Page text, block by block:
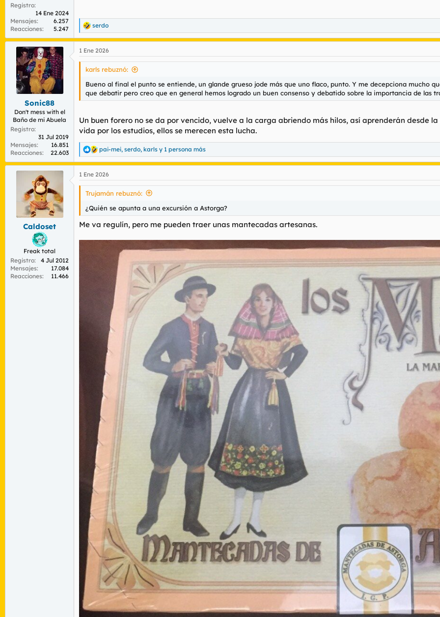
Registro
14 Ene 2024
Mensajes
6.257
Reacciones
5.247
R
e
a
c
c
e
s
serdo
Sonic88
Don't mess with el
Baño de mi Abuela
Registro
31 Jul 2019
Mensajes
16.851
Reacciones
22.603
1 Ene 2026
karls rebuznó:
Bueno al final el punto se entiende, un glande grueso jode más que uno flaco, punto. Y me decepciona mucho
que debatir pero creo que en general hemos logrado un buen consenso y debatido sobre la importancia de las
Un buen forero no se da por vencido, vuelve a la carga abriendo más hilos, así aprenderán desde
vida por los estudios, ellos se merecen esta lucha.
R
e
a
c
c
e
s
pai-mei, serdo, karls y 1 persona más
Caldoset
Freak total
Registro
4 Jul 2012
Mensajes
17.084
Reacciones
11.466
1 Ene 2026
Trujamán rebuznó:
¿Quién se apunta a una excursión a Astorga?
Me va regulín, pero me pueden traer unas mantecadas artesanas.